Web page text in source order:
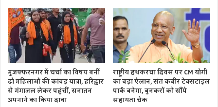
मुजफ्फरनगर में चर्चा का विषय बनीं
दो महिलाओं की कांवड़ यात्रा, हरिद्वार
से गंगाजल लेकर पहुंचीं, सनातन
अपनाने का किया दावा
राष्ट्रीय हथकरघा दिवस पर CM योगी
का बड़ा ऐलान, संत कबीर टेक्सटाइल
पार्क बनेगा, बुनकरों को सौंपे
सहायता चेक